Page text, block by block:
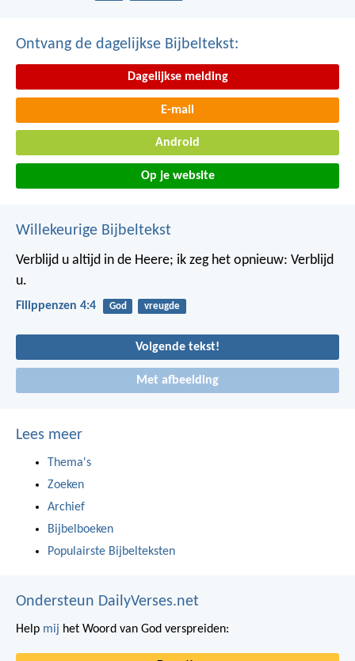
Ontvang de dagelijkse Bijbeltekst:
Dagelijkse melding
E-mail
Android
Op je website
Willekeurige Bijbeltekst
Verblijd u altijd in de Heere; ik zeg het opnieuw: Verblijd
u.
Filippenzen 4:4 God vreugde
Volgende tekst!
Met afbeelding
Lees meer
Thema's
Zoeken
Archief
Bijbelboeken
Populairste Bijbelteksten
Ondersteun DailyVerses.net
Help mij het Woord van God verspreiden: